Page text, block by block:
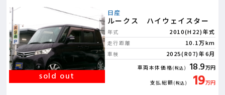
日産
ルークス ハイウェイスター
年式 2010(H22)年式
走行距離 10.1万km
車検 2025(R07)年6月
車両本体価格(税込) 18.9万円
支払総額(税込) 19万円